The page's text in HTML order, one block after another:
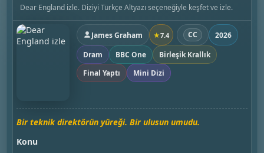
Dear England izle. Diziyi Türkçe Altyazı seçeneğiyle keşfet ve izle.
James Graham ★7.4 CC
2026
Dram
BBC One
Birleşik Krallık
Final Yaptı
Mini Dizi
Bir teknik direktörün yüreği. Bir ulusun umudu.
Konu